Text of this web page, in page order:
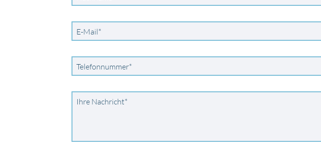
Pflichtfeld
E-Mail*
Pflichtfeld
Telefonnummer*
Pflichtfeld
Ihre Nachricht*